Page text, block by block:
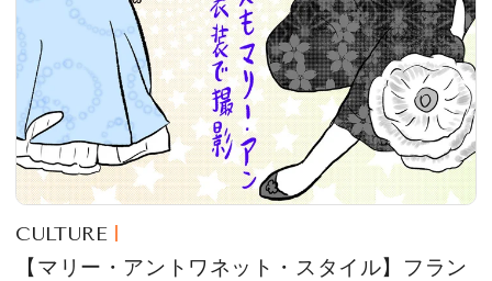
CULTURE
【マリー・アントワネット・スタイル】フラン